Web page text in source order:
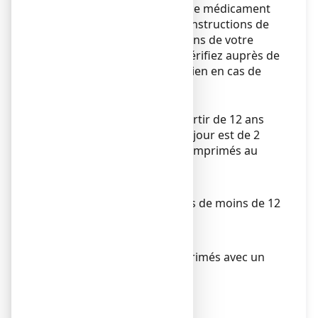
Veillez à toujours prendre ce médicament
en suivant exactement les instructions de
cette notice ou les indications de votre
médecin ou pharmacien. Vérifiez auprès de
votre médecin ou pharmacien en cas de
Adultes et adolescents à partir de 12 ans
La dose recommandée par jour est de 2
comprimés au dîner et 2 comprimés au
L’utilisation chez les enfants de moins de 12
Voie orale. Avaler les comprimés avec un